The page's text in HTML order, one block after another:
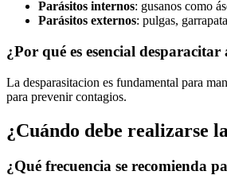
Parásitos internos: gusanos como
Parásitos externos: pulgas,
¿Por qué es esencial desparacitar
La desparasitacion es fundamental para
para prevenir contagios.
¿Cuándo debe realizarse
¿Qué frecuencia se recomienda